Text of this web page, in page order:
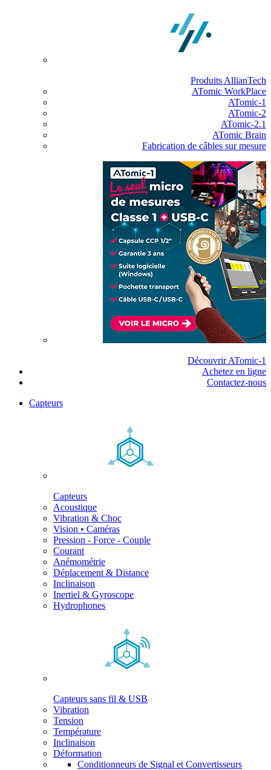
Produits AllianTech
ATomic WorkPlace
ATomic-1
ATomic-2
ATomic-2.1
ATomic Brain
Fabrication de câbles sur mesure
Découvrir ATomic-1
Achetez en ligne
Contactez-nous
Capteurs
Capteurs
Acoustique
Vibration & Choc
Vision • Caméras
Pression - Force - Couple
Courant
Anémométrie
Déplacement & Distance
Inclinaison
Inertiel & Gyroscope
Hydrophones
Capteurs sans fil & USB
Vibration
Tension
Température
Inclinaison
Déformation
Conditionneurs de Signal et Convertisseurs